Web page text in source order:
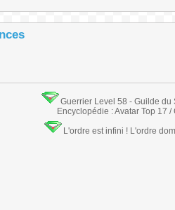
Guerrier Level 58 - Guilde
Encyclopédie : Avatar Top 17 /
L'ordre est infini ! L'ordre